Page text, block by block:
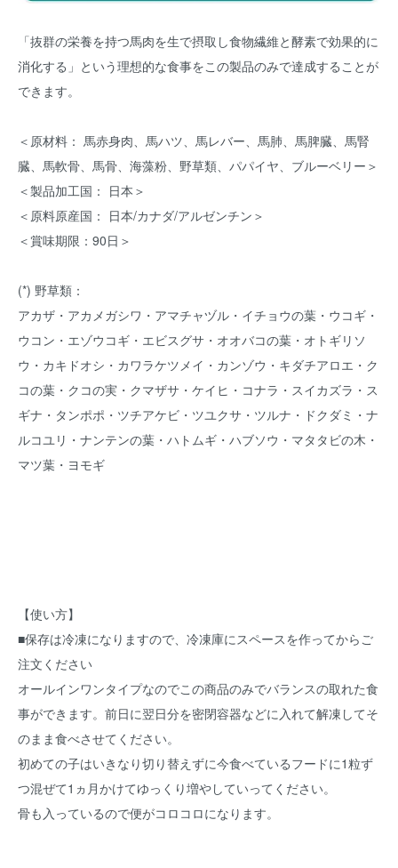
「抜群の栄養を持つ馬肉を生で摂取し食物繊維と酵素で効果的に
消化する」という理想的な食事をこの製品のみで達成することが
できます。
＜原材料： 馬赤身肉、馬ハツ、馬レバー、馬肺、馬脾臓、馬腎
臓、馬軟骨、馬骨、海藻粉、野草類、パパイヤ、ブルーベリー＞
＜製品加工国： 日本＞
＜原料原産国： 日本/カナダ/アルゼンチン＞
＜賞味期限：90日＞
(*) 野草類：
アカザ・アカメガシワ・アマチャヅル・イチョウの葉・ウコギ・
ウコン・エゾウコギ・エビスグサ・オオバコの葉・オトギリソ
ウ・カキドオシ・カワラケツメイ・カンゾウ・キダチアロエ・ク
コの葉・クコの実・クマザサ・ケイヒ・コナラ・スイカズラ・ス
ギナ・タンポポ・ツチアケビ・ツユクサ・ツルナ・ドクダミ・ナ
ルコユリ・ナンテンの葉・ハトムギ・ハブソウ・マタタビの木・
マツ葉・ヨモギ
【使い方】
■保存は冷凍になりますので、冷凍庫にスペースを作ってからご
注文ください
オールインワンタイプなのでこの商品のみでバランスの取れた食
事ができます。前日に翌日分を密閉容器などに入れて解凍してそ
のまま食べさせてください。
初めての子はいきなり切り替えずに今食べているフードに1粒ず
つ混ぜて1ヵ月かけてゆっくり増やしていってください。
骨も入っているので便がコロコロになります。